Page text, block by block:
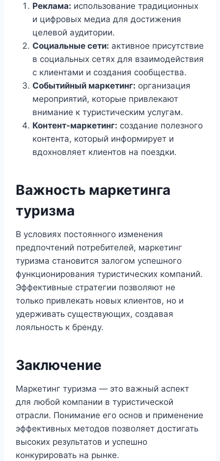
Реклама: использование традиционных
и цифровых медиа для достижения
целевой аудитории.
Социальные сети: активное присутствие
в социальных сетях для взаимодействия
с клиентами и создания сообщества.
Событийный маркетинг: организация
мероприятий, которые привлекают
внимание к туристическим услугам.
Контент-маркетинг: создание полезного
контента, который информирует и
вдохновляет клиентов на поездки.
Важность маркетинга
туризма
В условиях постоянного изменения
предпочтений потребителей, маркетинг
туризма становится залогом успешного
функционирования туристических компаний.
Эффективные стратегии позволяют не
только привлекать новых клиентов, но и
удерживать существующих, создавая
лояльность к бренду.
Заключение
Маркетинг туризма — это важный аспект
для любой компании в туристической
отрасли. Понимание его основ и применение
эффективных методов позволяет достигать
высоких результатов и успешно
конкурировать на рынке.